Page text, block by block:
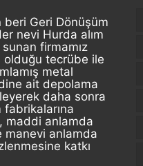
beri Geri Dönüşüm
nevi Hurda alım
firmamız
olduğu tecrübe ile
metal
ait depolama
daha sonra
maddi anlamda
manevi anlamda
katkı